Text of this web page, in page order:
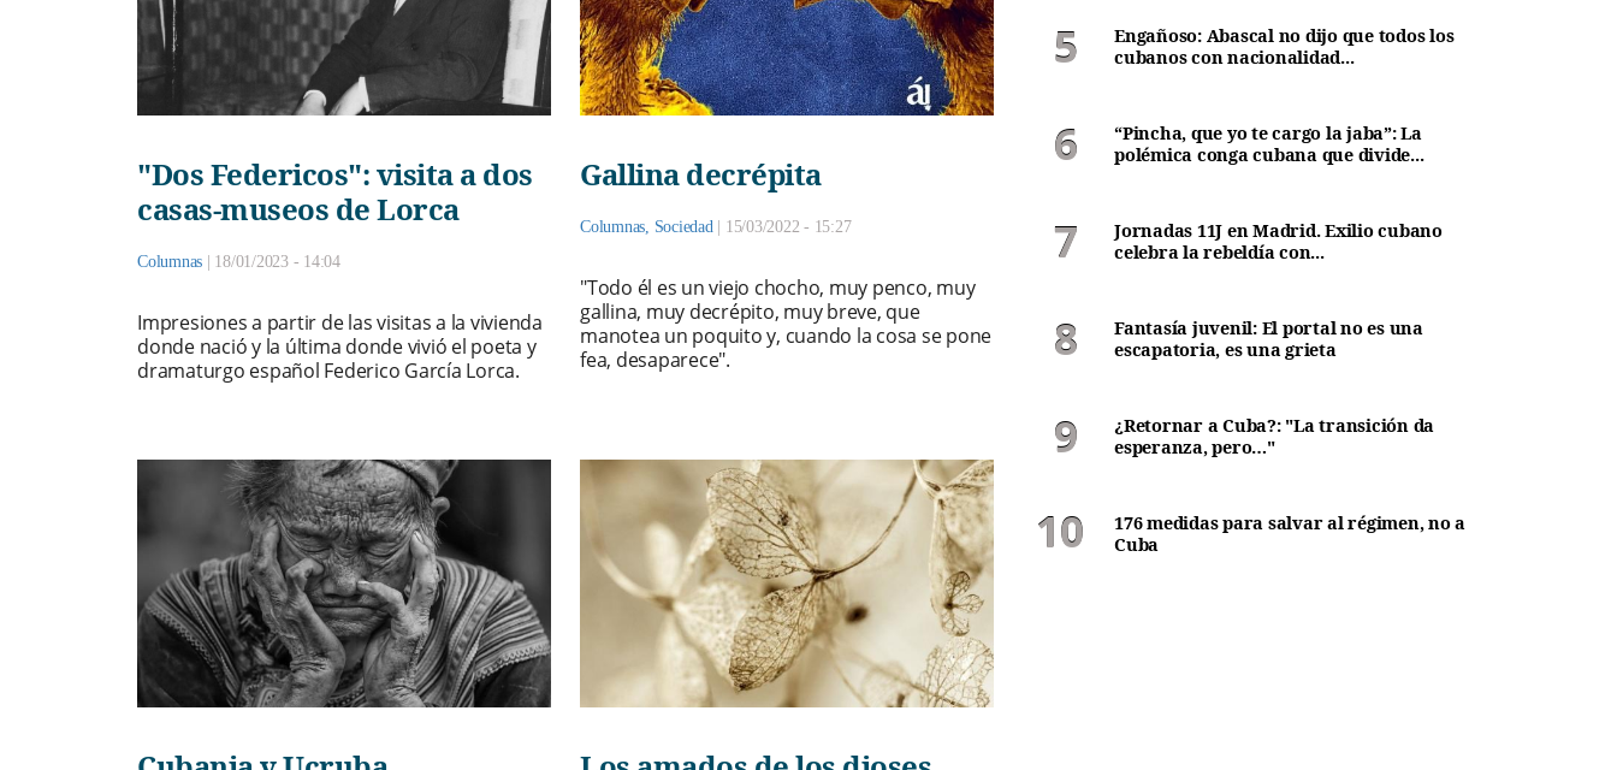
"Dos Federicos": visita a dos
casas-museos de Lorca
Columnas 18/01/2023 - 14:04
Impresiones a partir de las visitas a la vivienda
donde nació y la última donde vivió el poeta y
dramaturgo español Federico García Lorca.
Gallina decrépita
Columnas, Sociedad 15/03/2022 - 15:27
"Todo él es un viejo chocho, muy penco, muy
gallina, muy decrépito, muy breve, que
manotea un poquito y, cuando la cosa se pone
fea, desaparece".
Engañoso: Abascal no dijo que todos los
cubanos con nacionalidad...
“Pincha, que yo te cargo la jaba”: La
polémica conga cubana que divide...
Jornadas 11J en Madrid. Exilio cubano
celebra la rebeldía con...
Fantasía juvenil: El portal no es una
escapatoria, es una grieta
¿Retornar a Cuba?: "La transición da
esperanza, pero…"
176 medidas para salvar al régimen, no a
Cuba